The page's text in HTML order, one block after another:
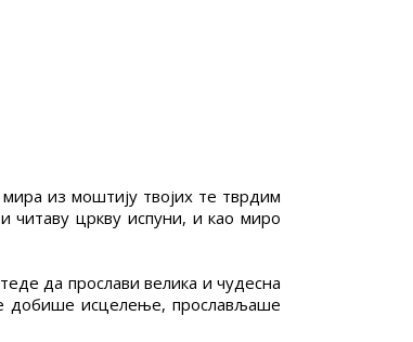
из моштију твојих те тврдим
читаву цркву испуни, и као миро
да прослави велика и чудесна
добише исцелење, прослављаше